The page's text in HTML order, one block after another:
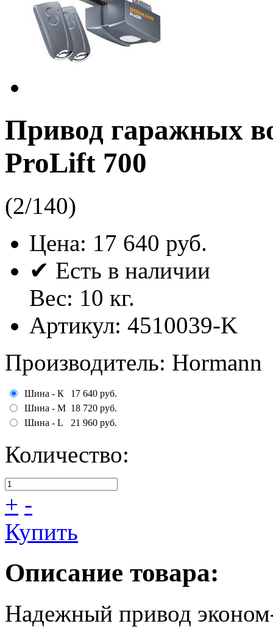
Привод гаражных
ProLift 700
(2/140)
Цена: 17 640 руб.
✔ Есть в наличии
Вес: 10 кг.
Артикул: 4510039-K
Производитель: Hormann
Шина - К
17 640 руб.
Шина - М 18 720 руб.
Шина - L
21 960 руб.
Количество:
+ -
Купить
Описание товара:
Надежный привод